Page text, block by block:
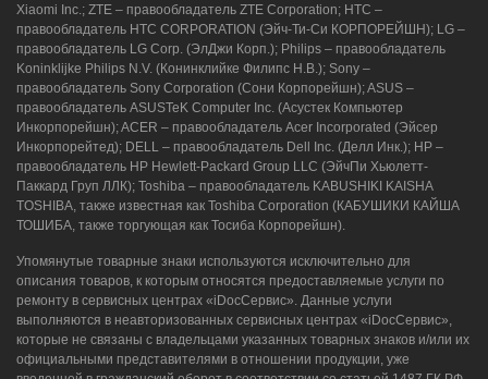
Xiaomi Inc.; ZTE – правообладатель ZTE Corporation; HTC –
правообладатель HTC CORPORATION (Эйч-Ти-Си КОРПОРЕЙШН); LG –
правообладатель LG Corp. (ЭлДжи Корп.); Philips – правообладатель
Koninklijke Philips N.V. (Конинклийке Филипс Н.В.); Sony –
правообладатель Sony Corporation (Сони Корпорейшн); ASUS –
правообладатель ASUSTeK Computer Inc. (Асустек Компьютер
Инкорпорейшн); ACER – правообладатель Acer Incorporated (Эйсер
Инкорпорейтед); DELL – правообладатель Dell Inc. (Делл Инк.); HP –
правообладатель HP Hewlett-Packard Group LLC (ЭйчПи Хьюлетт-
Паккард Груп ЛЛК); Toshiba – правообладатель KABUSHIKI KAISHA
TOSHIBA, также известная как Toshiba Corporation (КАБУШИКИ КАЙША
ТОШИБА, также торгующая как Тосиба Корпорейшн).
Упомянутые товарные знаки используются исключительно для
описания товаров, к которым относятся предоставляемые услуги по
ремонту в сервисных центрах «iDocСервис». Данные услуги
выполняются в неавторизованных сервисных центрах «iDocСервис»,
которые не связаны с владельцами указанных товарных знаков и/или их
официальными представителями в отношении продукции, уже